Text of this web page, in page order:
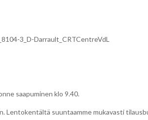
3_D-Darrault_CRTCentreVdL
saapuminen klo 9.40.
Lentokentältä suuntaamme mukavasti